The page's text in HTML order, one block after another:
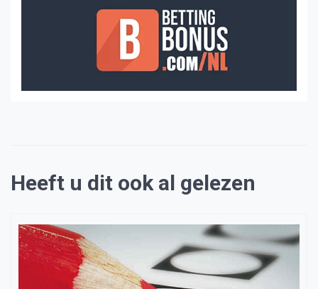
Heeft u dit ook al gelezen